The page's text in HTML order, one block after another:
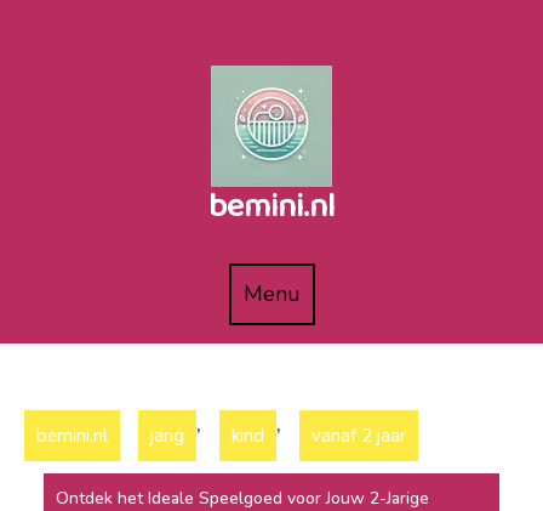
bemini.nl
MenuMenu
bemini.nl jarig , kind , vanaf 2 jaar
Ontdek het Ideale Speelgoed voor Jouw 2-Jarige